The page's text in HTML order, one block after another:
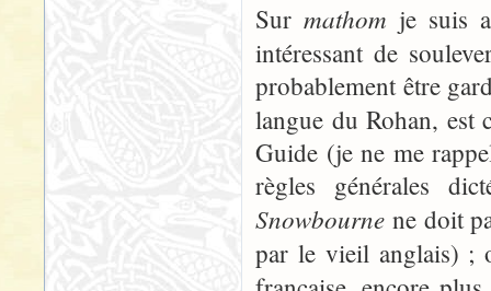
Surmathom je suis
intéressant de
probablement être
langue du Rohan, est
Guide (je ne me
règles générales
Snowbourne ne doit
par le vieil anglais)